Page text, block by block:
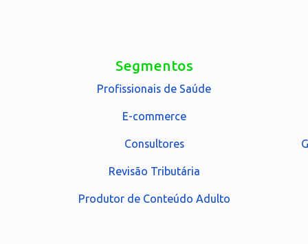
Segmentos
Profissionais de Saúde
E-commerce
Consultores
Revisão Tributária
Produtor de Conteúdo Adulto